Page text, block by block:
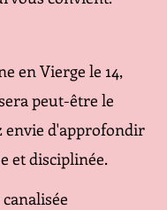
en Vierge le 14,
peut-être le
envie d'approfondir
et disciplinée.